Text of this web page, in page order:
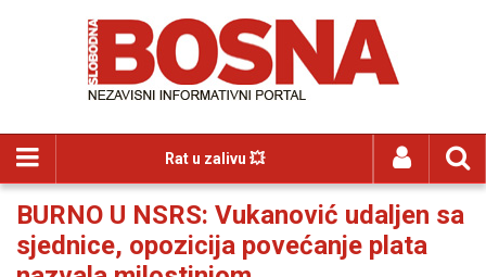
Rat u zalivu 💥
BURNO U NSRS: Vukanović udaljen sa
sjednice, opozicija povećanje plata